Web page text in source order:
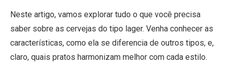
Neste artigo, vamos explorar tudo o que você precisa
saber sobre as cervejas do tipo lager. Venha conhecer as
características, como ela se diferencia de outros tipos, e,
claro, quais pratos harmonizam melhor com cada estilo.